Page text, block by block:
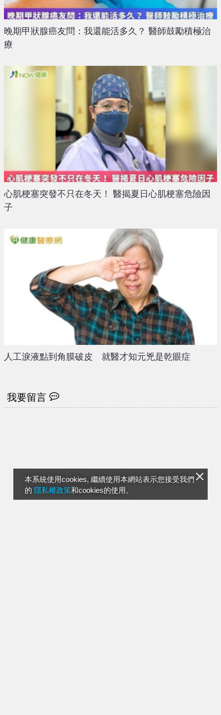
本系統使用cookies, 繼續使用本網站表示您接受我們
的 隱私權政策和cookies的使用。
晚期甲狀腺癌友問：我還能活多久？ 醫師鼓勵積極治
療
心肌梗塞突發不只在冬天！ 醫揭夏日心肌梗塞危險因
子
人工淚液點到角膜破皮 就醫才知元兇是乾眼症
我要留言